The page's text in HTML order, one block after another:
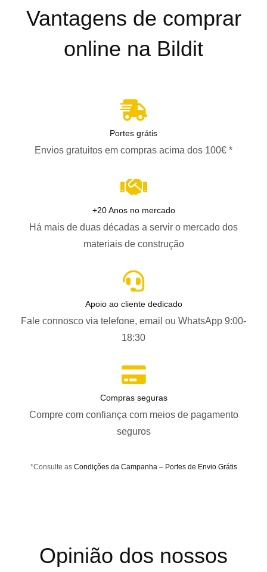
Vantagens de comprar
online na Bildit
Portes grátis
Envios gratuitos em compras acima dos 100€ *
+20 Anos no mercado
Há mais de duas décadas a servir o mercado dos
materiais de construção
Apoio ao cliente dedicado
Fale connosco via telefone, email ou WhatsApp 9:00-
18:30
Compras seguras
Compre com confiança com meios de pagamento
seguros
*Consulte as Condições da Campanha – Portes de Envio Grátis
Opinião dos nossos